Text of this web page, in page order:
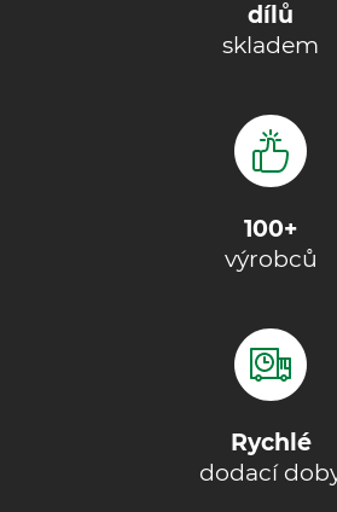
dílů
skladem
100+
výrobců
Rychlé
dodací